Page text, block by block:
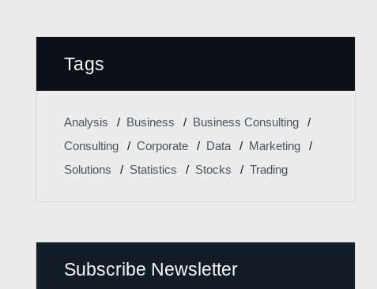
Tags
Analysis Business
Business Consulting
Consulting
Corporate Data
Marketing
Solutions
Statistics Stocks Trading
Subscribe Newsletter